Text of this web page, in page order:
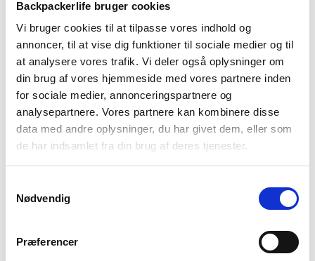
Backpackerlife bruger cookies
Vi bruger cookies til at tilpasse vores indhold og
annoncer, til at vise dig funktioner til sociale medier og til
at analysere vores trafik. Vi deler også oplysninger om
din brug af vores hjemmeside med vores partnere inden
for sociale medier, annonceringspartnere og
analysepartnere. Vores partnere kan kombinere disse
data med andre oplysninger, du har givet dem, eller som
de har indsamlet fra din brug af deres tjenester.
Nødvendig
Præferencer
BESKRIVELSE BRAND FAQ
Kvarts Tritan drikkedunk fra Primus er en stor og praktisk
vandflaske. Den kan rumme 1 liter, så du kan få nok vand på
din tur eller i løbet af dagen. Drikkedunken har bred åbning fr
transparent materiale, så du kan holde øje med, hvor meget
der er drukket af flasken.
Denne model er lavet af Tritan Renew, som er materiale
udvundet af 50% plastaffald ved hjælp af ISCC-certificeret